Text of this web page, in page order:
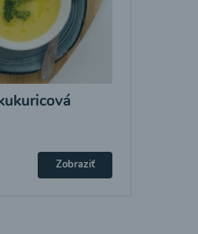
Zobraziť